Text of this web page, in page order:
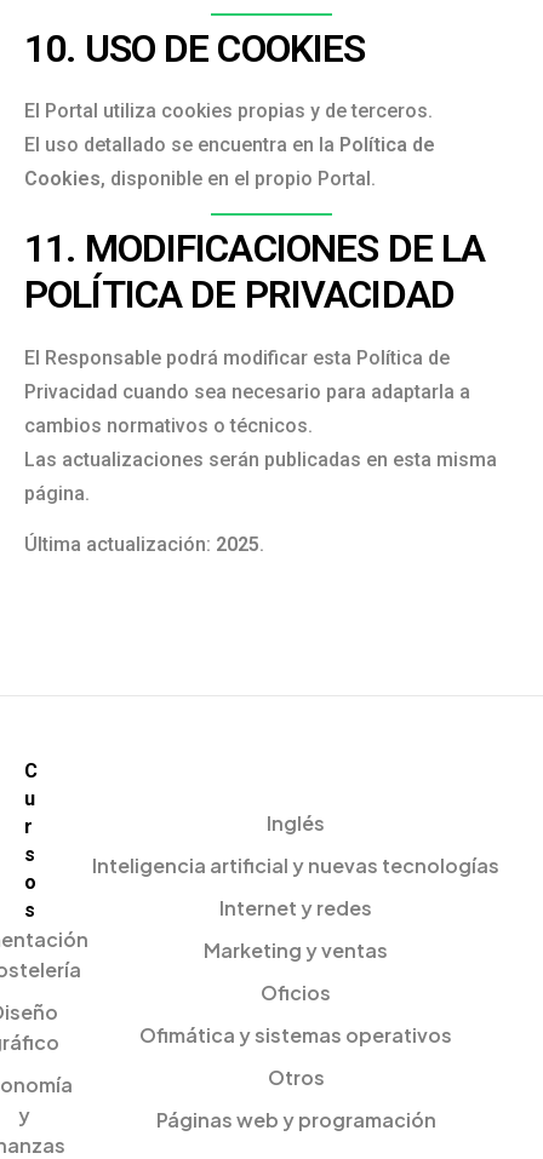
10. USO DE COOKIES
El Portal utiliza cookies propias y de terceros.
El uso detallado se encuentra en la Política de
Cookies, disponible en el propio Portal.
11. MODIFICACIONES DE LA
POLÍTICA DE PRIVACIDAD
El Responsable podrá modificar esta Política de
Privacidad cuando sea necesario para adaptarla a
cambios normativos o técnicos.
Las actualizaciones serán publicadas en esta misma
página.
Última actualización: 2025.
C
u
r
s
o
s
y
Inglés
Inteligencia artificial y nuevas tecnologías
Internet y redes
Marketing y ventas
Oficios
Ofimática y sistemas operativos
Otros
Páginas web y programación